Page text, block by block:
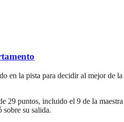
en la pista para decidir al mejor de
29 puntos, incluido el 9 de la
su salida.